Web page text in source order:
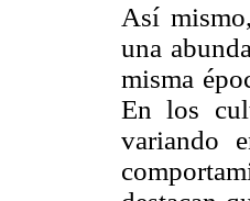
Así
una
misma
En los
variando